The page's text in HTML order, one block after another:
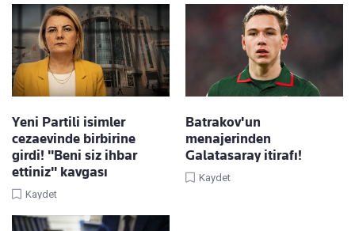
Yeni Partili isimler
cezaevinde birbirine
girdi! "Beni siz ihbar
ettiniz" kavgası
Kaydet
Batrakov'un
menajerinden
Galatasaray itirafı!
Kaydet